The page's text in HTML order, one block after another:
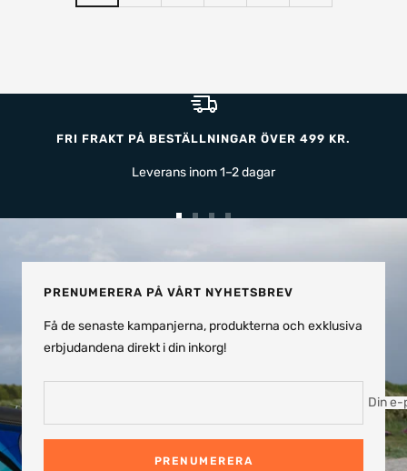
FRI FRAKT PÅ BESTÄLLNINGAR ÖVER 499 KR.
Leverans inom 1–2 dagar
1
2 3 4
PRENUMERERA PÅ VÅRT NYHETSBREV
Få de senaste kampanjerna, produkterna och exklusiva
erbjudandena direkt i din inkorg!
Din e-
PRENUMERERA